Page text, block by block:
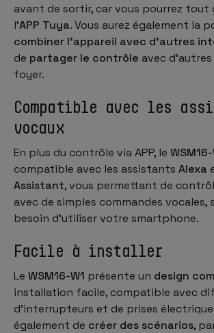
avant de sortir, car vous pourrez tout
l’APP Tuya. Vous aurez également la
combiner l’appareil avec d’autres
de partager le contrôle avec
foyer.
Compatible avec les
vocaux
En plus du contrôle via APP, le WSM16-
compatible avec les assistants Alexa
Assistant, vous permettant de
avec de simples commandes vocales,
besoin d’utiliser votre smartphone.
Facile à installer
Le WSM16-W1 présente un design
installation facile, compatible avec
d’interrupteurs et de prises
également de créer des scénarios,